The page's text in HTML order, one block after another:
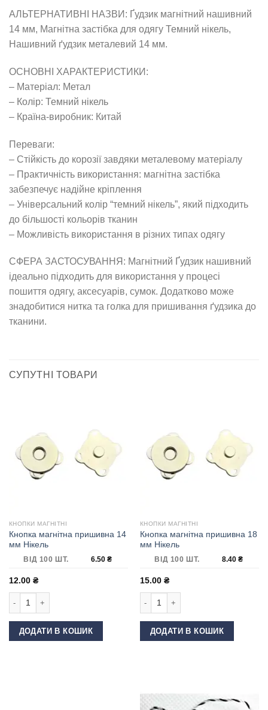
АЛЬТЕРНАТИВНІ НАЗВИ: Ґудзик магнітний нашивний
14 мм, Магнітна застібка для одягу Темний нікель,
Нашивний ґудзик металевий 14 мм.
ОСНОВНІ ХАРАКТЕРИСТИКИ:
– Матеріал: Метал
– Колір: Темний нікель
– Країна-виробник: Китай
Переваги:
– Стійкість до корозії завдяки металевому матеріалу
– Практичність використання: магнітна застібка
забезпечує надійне кріплення
– Універсальний колір “темний нікель”, який підходить
до більшості кольорів тканин
– Можливість використання в різних типах одягу
СФЕРА ЗАСТОСУВАННЯ: Магнітний Ґудзик нашивний
ідеально підходить для використання у процесі
пошиття одягу, аксесуарів, сумок. Додатково може
знадобитися нитка та голка для пришивання ґудзика до
тканини.
СУПУТНІ ТОВАРИ
КНОПКИ МАГНІТНІ
Кнопка магнітна пришивна 14
мм Нікель
ВІД 100 ШТ. 6.50 ₴
12.00 ₴
ДОДАТИ В КОШИК
КНОПКИ МАГНІТНІ
Кнопка магнітна пришивна 18
мм Нікель
ВІД 100 ШТ. 8.40 ₴
15.00 ₴
ДОДАТИ В КОШИК